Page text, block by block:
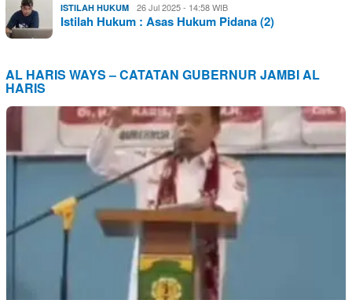
ISTILAH HUKUM 26 Jul 2025 - 14:58 WIB
Istilah Hukum : Asas Hukum Pidana (2)
AL HARIS WAYS – CATATAN GUBERNUR JAMBI AL
HARIS